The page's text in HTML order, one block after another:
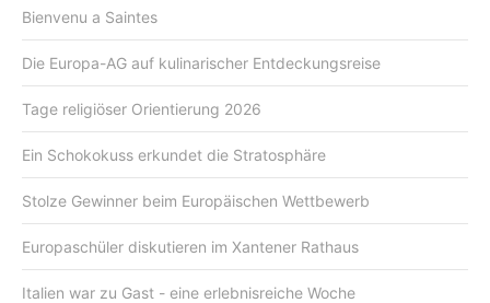
Bienvenu a Saintes
Die Europa-AG auf kulinarischer Entdeckungsreise
Tage religiöser Orientierung 2026
Ein Schokokuss erkundet die Stratosphäre
Stolze Gewinner beim Europäischen Wettbewerb
Europaschüler diskutieren im Xantener Rathaus
Italien war zu Gast - eine erlebnisreiche Woche